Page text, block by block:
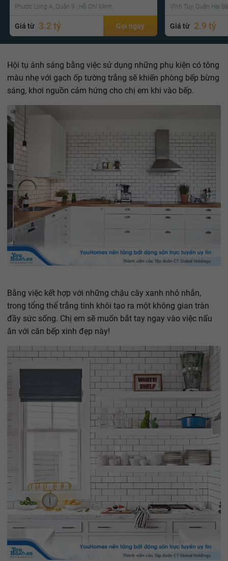
Phước Long A, Quận 9 , Hồ Chí Minh
Giá từ 3.2 tỷ Gọi ngay
Vĩnh Tuy, Quận Hai
Giá từ 2.9 tỷ
Hội tụ ánh sáng bằng việc sử dụng những phụ kiện có tông
màu nhẹ với gạch ốp tường trắng sẽ khiến phòng bếp bừng
sáng, khơi nguồn cảm hứng cho chị em khi vào bếp.
Bằng việc kết hợp với những chậu cây xanh nhỏ nhắn,
trong tổng thể trắng tinh khôi tạo ra một không gian tràn
đầy sức sống. Chị em sẽ muốn bắt tay ngay vào việc nấu
ăn với căn bếp xinh đẹp này!